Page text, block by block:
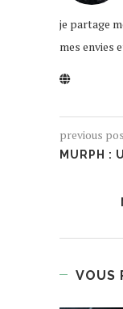
je partage
mes envies
previous
MURPH :
VOUS